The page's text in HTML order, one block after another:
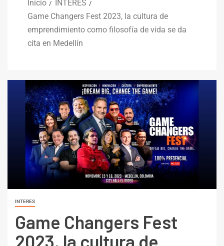
Inicio
INTERES
Game Changers Fest 2023, la cultura de
emprendimiento como filosofía de vida se da
cita en Medellín
INTERES
Game Changers Fest
2023, la cultura de